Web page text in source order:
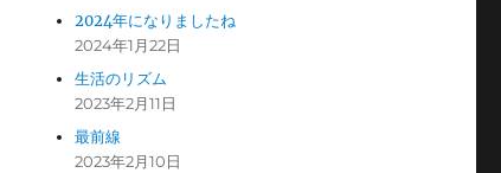
2024年になりましたね
2024年1月22日
生活のリズム
2023年2月11日
最前線
2023年2月10日